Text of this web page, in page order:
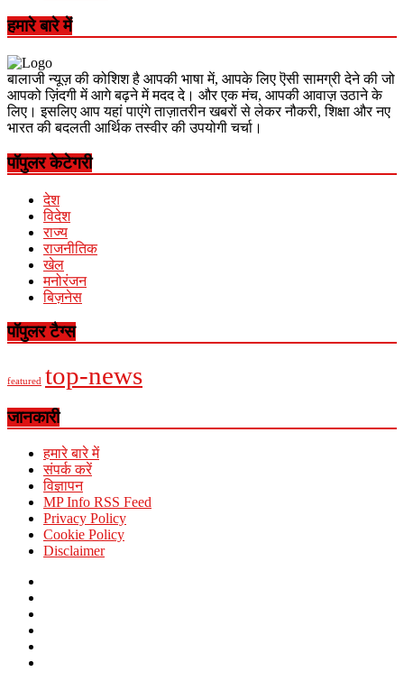
हमारे बारे में
बालाजी न्यूज़ की कोशिश है आपकी भाषा में, आपके लिए ऎसी सामग्री देने की जो
आपको ज़िंदगी में आगे बढ़ने में मदद दे। और एक मंच, आपकी आवाज़ उठाने के
लिए। इसलिए आप यहां पाएंगे ताज़ातरीन खबरों से लेकर नौकरी, शिक्षा और नए
भारत की बदलती आर्थिक तस्वीर की उपयोगी चर्चा।
पॉपुलर केटेगरी
देश
विदेश
राज्य
राजनीतिक
खेल
मनोरंजन
बिज़नेस
पॉपुलर टैग्स
featured top-news
जानकारी
हमारे बारे में
संपर्क करें
विज्ञापन
MP Info RSS Feed
Privacy Policy
Cookie Policy
Disclaimer